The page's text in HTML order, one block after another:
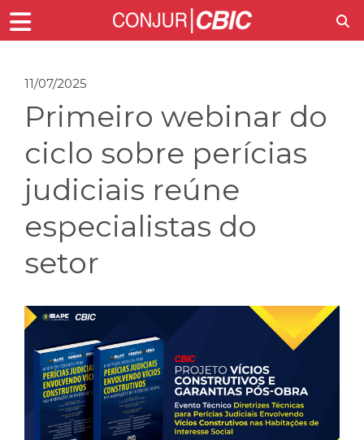
11/07/2025
Primeiro webinar do
ciclo sobre perícias
judiciais reúne
especialistas do
setor